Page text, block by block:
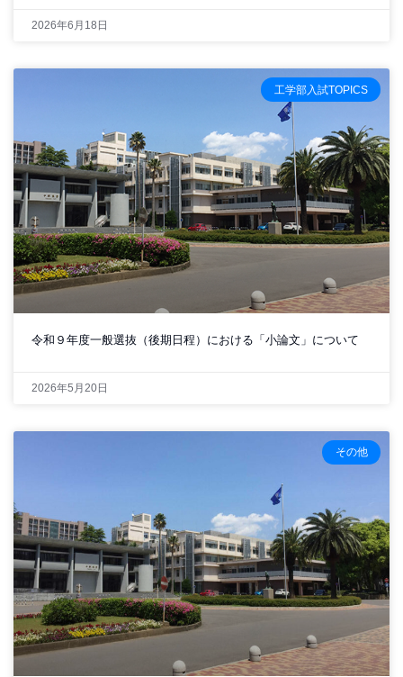
2026年6月18日
工学部入試TOPICS
令和９年度一般選抜（後期日程）における「小論文」について
2026年5月20日
その他